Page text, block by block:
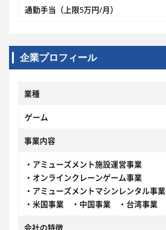
通勤手当（上限5万円/月）
企業プロフィール
業種
ゲーム
事業内容
・アミューズメント施設運営事業
・オンラインクレーンゲーム事業
・アミューズメントマシンレンタル事業
・米国事業 ・中国事業 ・台湾事業
会社の特徴